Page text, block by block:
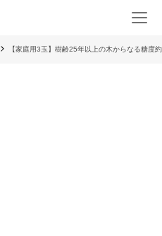
【家庭用3玉】樹齢25年以上の木からなる糖度